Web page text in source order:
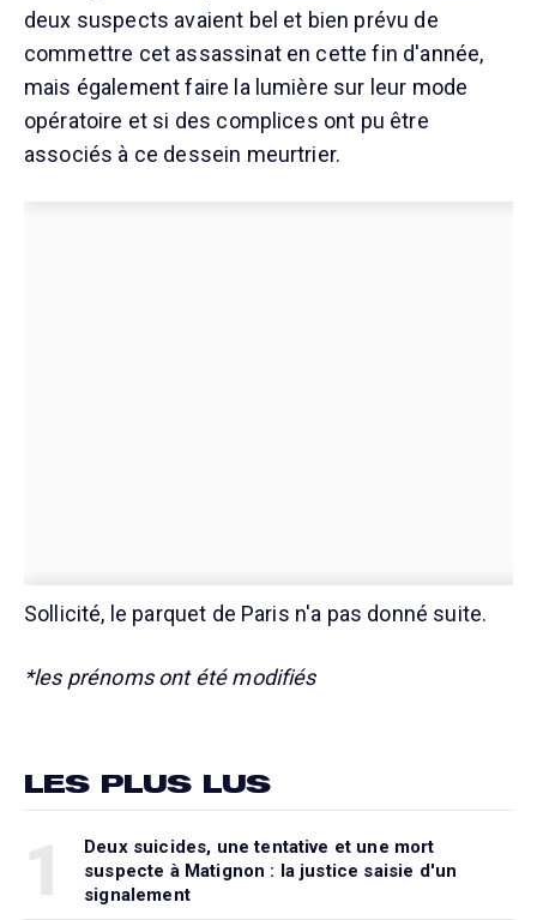
deux suspects avaient bel et bien prévu de
commettre cet assassinat en cette fin d'année,
mais également faire la lumière sur leur mode
opératoire et si des complices ont pu être
associés à ce dessein meurtrier.
Sollicité, le parquet de Paris n'a pas donné suite.
*les prénoms ont été modifiés
LES PLUS LUS
Deux suicides, une tentative et une mort
suspecte à Matignon : la justice saisie d'un
signalement